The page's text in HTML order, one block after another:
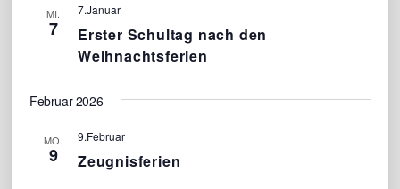
MI.
7
Erster Schultag nach den
Weihnachtsferien
7.Januar
Februar 2026
MO.
9 Zeugnisferien
9.Februar